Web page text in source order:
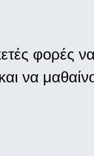
φορές
να